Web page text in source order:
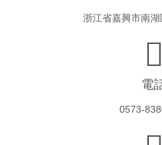
浙江省嘉興市南
電
0573-